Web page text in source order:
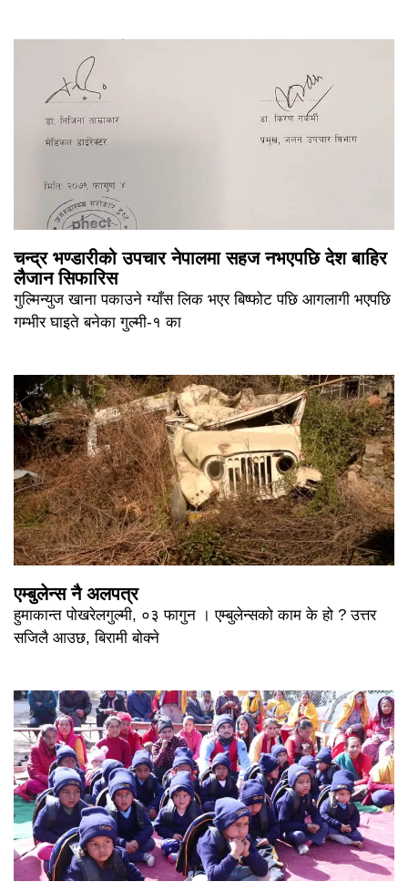
चन्द्र भण्डारीको उपचार नेपालमा सहज नभएपछि देश बाहिर
लैजान सिफारिस
गुल्मिन्युज खाना पकाउने ग्याँस लिक भएर बिष्फोट पछि आगलागी भएपछि
गम्भीर घाइते बनेका गुल्मी-१ का
एम्बुलेन्स नै अलपत्र
हुमाकान्त पोखरेलगुल्मी, ०३ फागुन । एम्बुलेन्सको काम के हो ? उत्तर
सजिलै आउछ, बिरामी बोक्ने